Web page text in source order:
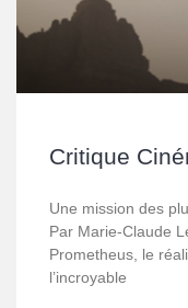
Critique
Une mission des
Par Marie-Claude
Prometheus, le
l’incroyable